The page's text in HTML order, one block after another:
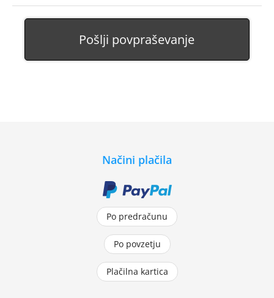
Pošlji povpraševanje
Načini plačila
Po predračunu
Po povzetju
Plačilna kartica